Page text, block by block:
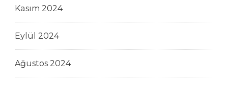
Kasım 2024
Eylül 2024
Ağustos 2024